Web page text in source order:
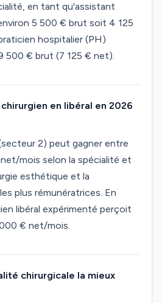
en tant qu'assistant
5 500 € brut soit 4 125
hospitalier (PH)
500 € brut (7 125 € net).
en libéral en 2026
2) peut gagner entre
mois selon la spécialité et
esthétique et la
plus rémunératrices. En
libéral expérimenté perçoit
€ net/mois.
chirurgicale la mieux